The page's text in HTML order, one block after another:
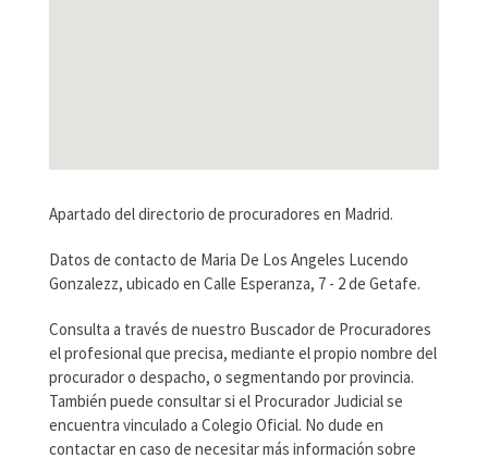
Apartado del directorio de procuradores en Madrid.
Datos de contacto de Maria De Los Angeles Lucendo
Gonzalezz, ubicado en Calle Esperanza, 7 - 2 de Getafe.
Consulta a través de nuestro Buscador de Procuradores
el profesional que precisa, mediante el propio nombre del
procurador o despacho, o segmentando por provincia.
También puede consultar si el Procurador Judicial se
encuentra vinculado a Colegio Oficial. No dude en
contactar en caso de necesitar más información sobre